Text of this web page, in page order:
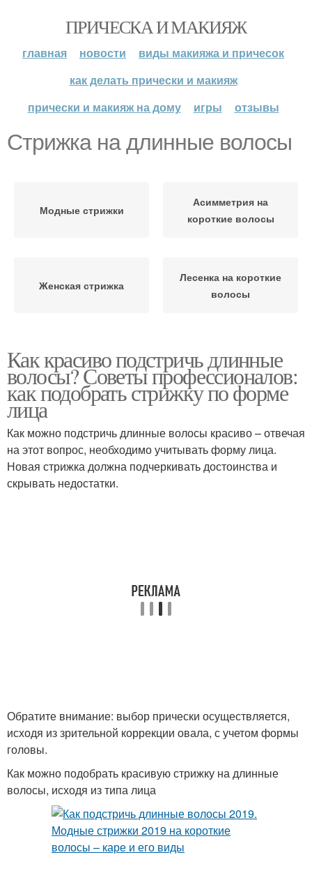
ПРИЧЕСКА И МАКИЯЖ
главная новости
виды макияжа и причесок
как делать прически и макияж
прически и макияж на дому
игры отзывы
Стрижка на длинные волосы
Модные стрижки
Асимметрия на
короткие волосы
Женская стрижка
Лесенка на короткие
волосы
Как красиво подстричь длинные
волосы? Советы профессионалов:
как подобрать стрижку по форме
лица
Как можно подстричь длинные волосы красиво – отвечая
на этот вопрос, необходимо учитывать форму лица.
Новая стрижка должна подчеркивать достоинства и
скрывать недостатки.
Обратите внимание: выбор прически осуществляется,
исходя из зрительной коррекции овала, с учетом формы
головы.
Как можно подобрать красивую стрижку на длинные
волосы, исходя из типа лица